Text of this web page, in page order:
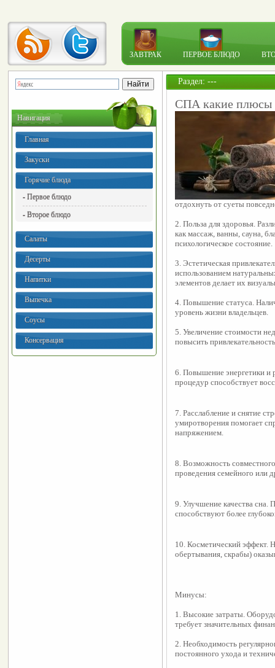
ЗАВТРАК ПЕРВОЕ БЛЮДО
Навигация
Главная
Закуски
Горячие блюда
- Первое блюдо
- Второе блюдо
Салаты
Десерты
Напитки
Выпечка
Соусы
Консервация
Раздел: ---
СПА какие плюсы
отдохнуть от суеты
2. Польза для здоровья.
как массаж, ванны, сауна,
психологическое состояние.
3. Эстетическая
использованием
элементов делает их
4. Повышение статуса.
уровень жизни владельцев.
5. Увеличение стоимости
повысить
6. Повышение энергетики и
процедур способствует
7. Расслабление и снятие
умиротворения помогает
напряжением.
8. Возможность
проведения семейного или
9. Улучшение качества сна.
способствуют более
10. Косметический
обертывания, скрабы)
Минусы:
1. Высокие затраты.
требует значительных
2. Необходимость
постоянного ухода и